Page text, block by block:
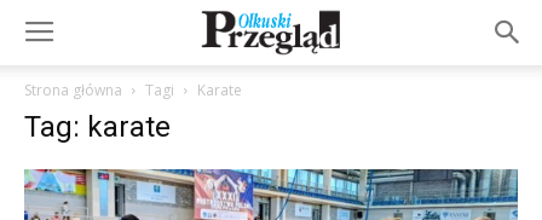
Strona główna Tagi Karate
Tag: karate